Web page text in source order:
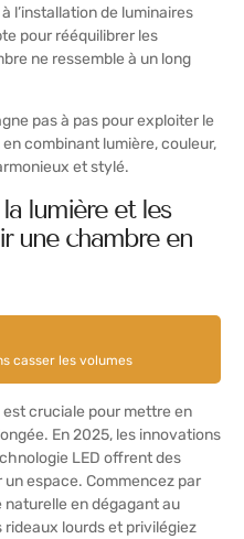
l’installation de luminaires
pour rééquilibrer les
ne ressemble à un long
pas à pas pour exploiter le
combinant lumière, couleur,
et stylé.
lumière et les
une chambre en
casser les volumes
cruciale pour mettre en
En 2025, les innovations
LED offrent des
espace. Commencez par
naturelle en dégagant au
lourds et privilégiez